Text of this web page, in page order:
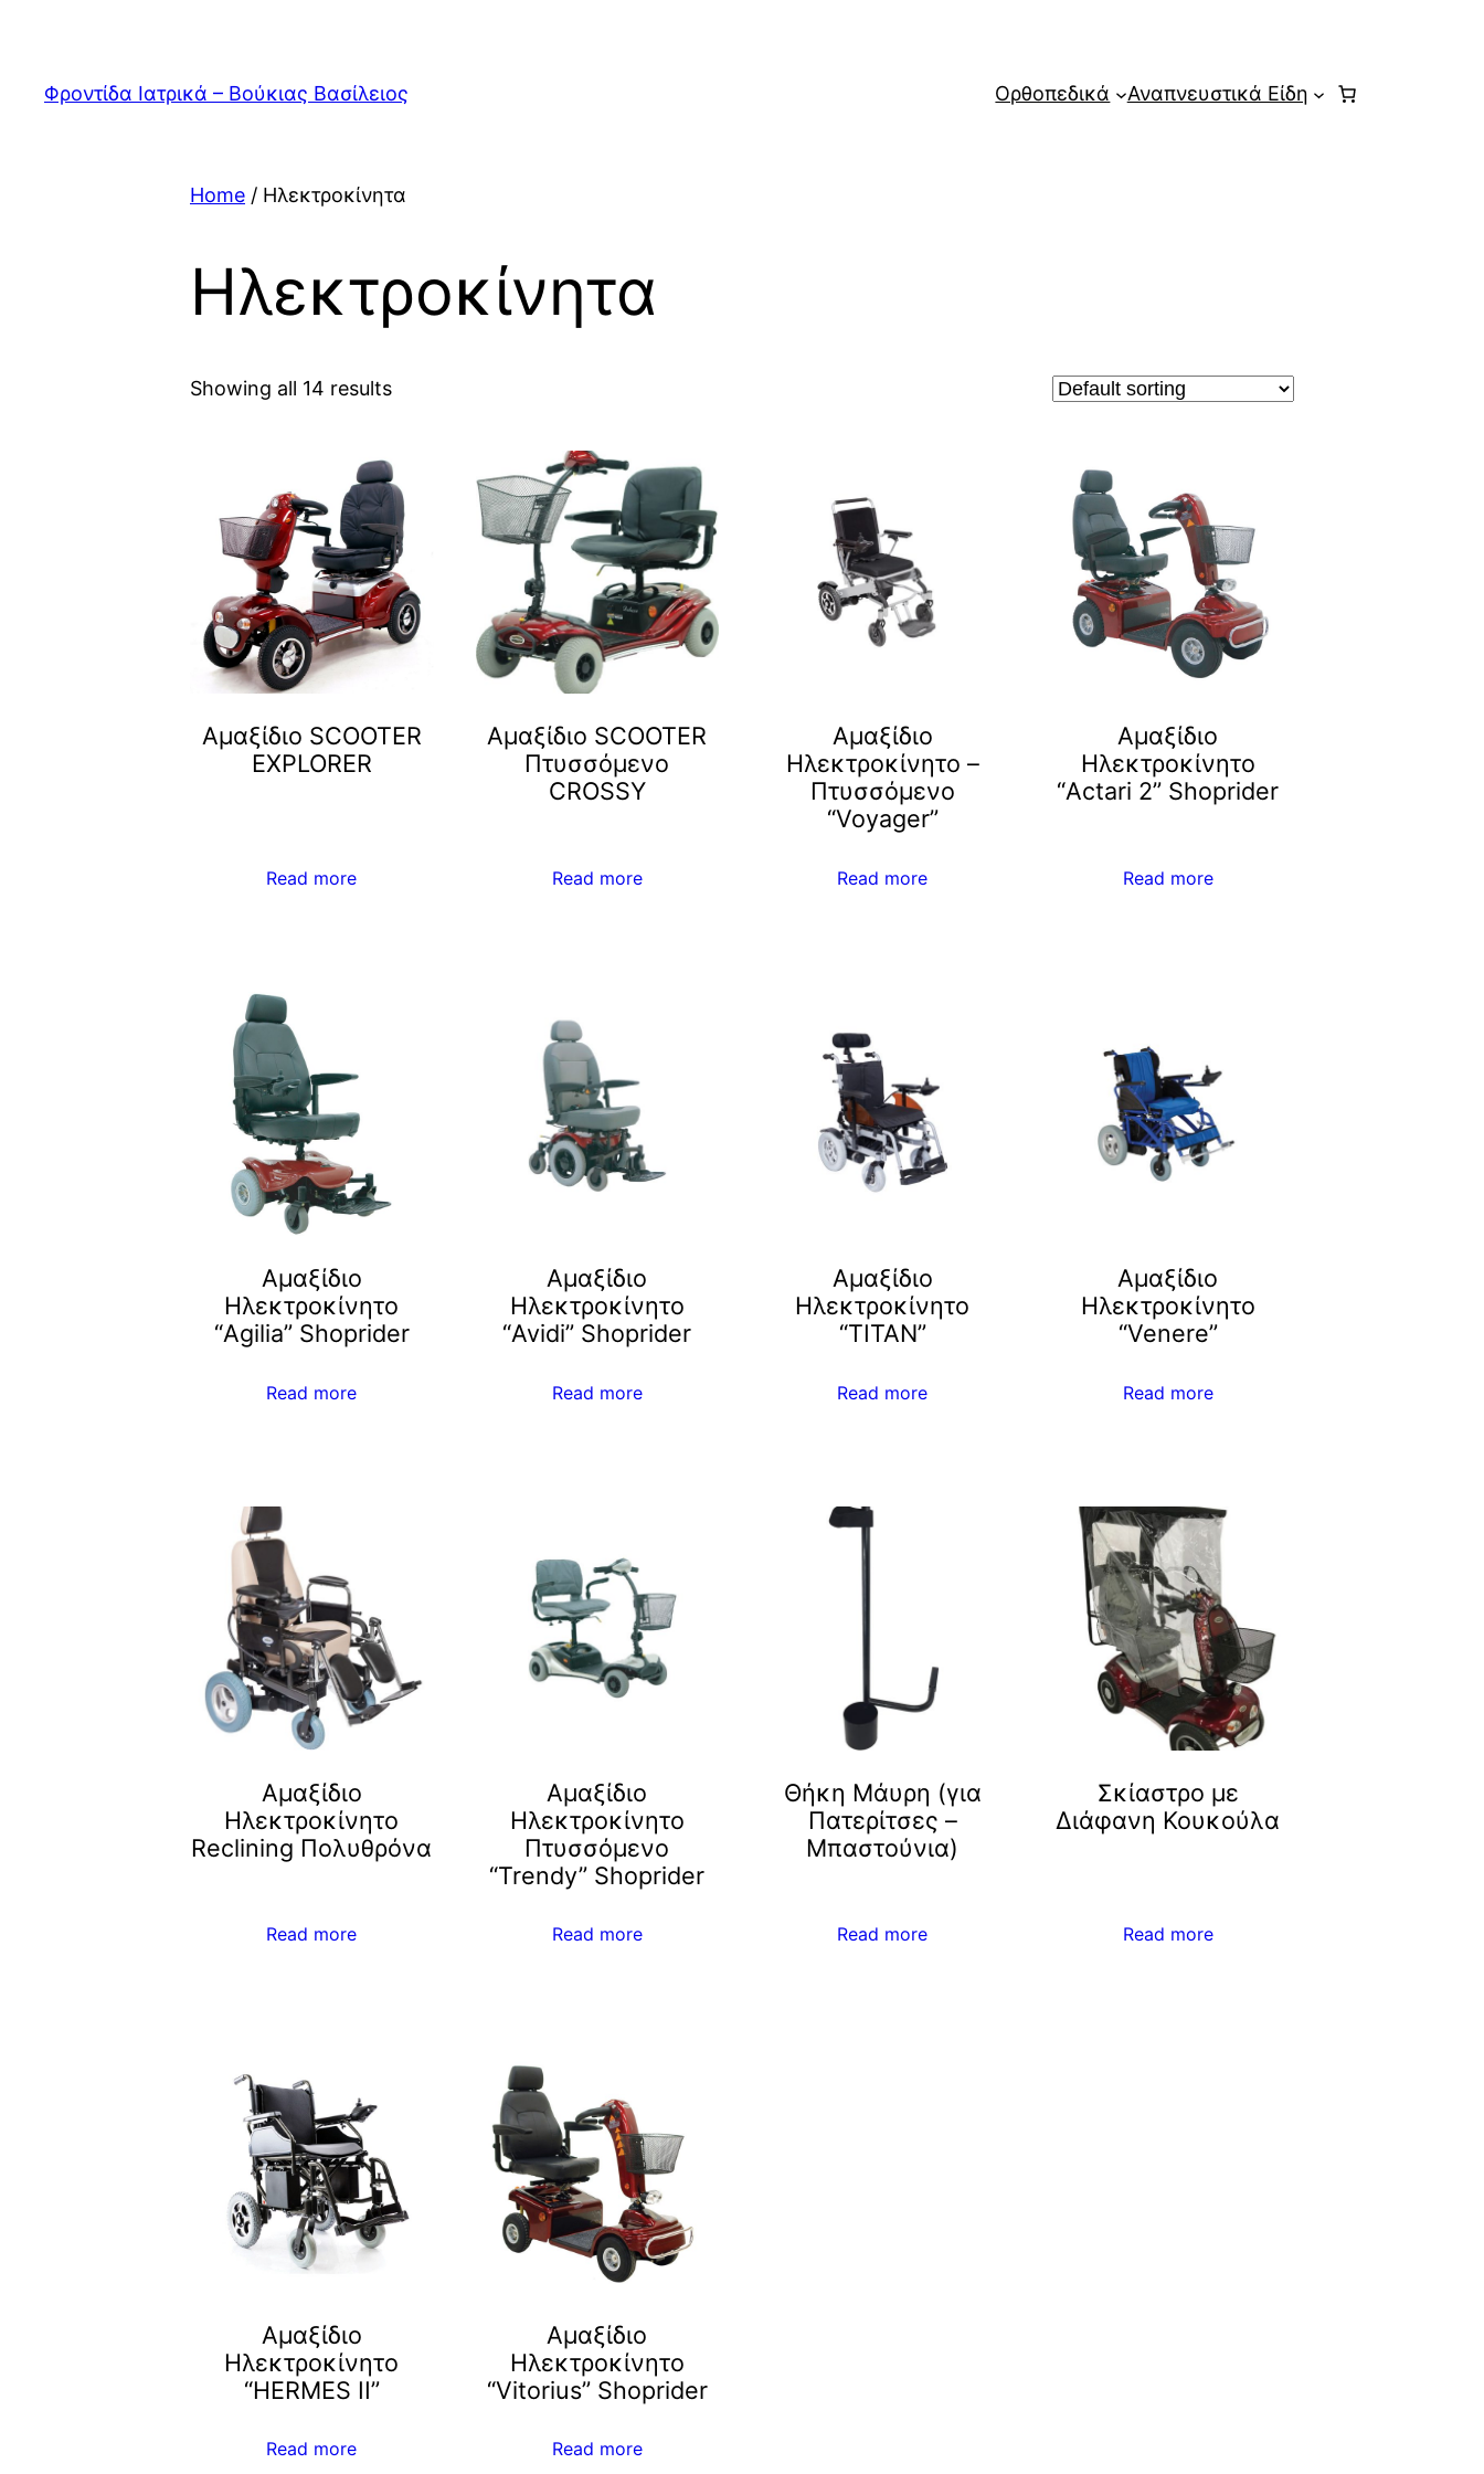
content
Φροντίδα Ιατρικά – Βούκιας Βασίλειος Ορθοπεδικά Αναπνευστικά Είδη
Home / Ηλεκτροκίνητα
Ηλεκτροκίνητα
Showing all 14 results
Αμαξίδιο SCOOTER
EXPLORER
Read more
Αμαξίδιο SCOOTER
Πτυσσόμενο
CROSSY
Read more
Αμαξίδιο
Ηλεκτροκίνητο –
Πτυσσόμενο
“Voyager”
Read more
Αμαξίδιο
Ηλεκτροκίνητο
“Actari 2” Shoprider
Read more
Αμαξίδιο
Ηλεκτροκίνητο
“Agilia” Shoprider
Read more
Αμαξίδιο
Ηλεκτροκίνητο
“Avidi” Shoprider
Read more
Αμαξίδιο
Ηλεκτροκίνητο
“TITAN”
Read more
Αμαξίδιο
Ηλεκτροκίνητο
“Venere”
Read more
Αμαξίδιο
Ηλεκτροκίνητο
Reclining Πολυθρόνα
Read more
Αμαξίδιο
Ηλεκτροκίνητο
Πτυσσόμενο
“Trendy” Shoprider
Read more
Θήκη Μάυρη (για
Πατερίτσες –
Μπαστούνια)
Read more
Σκίαστρο με
Διάφανη Κουκούλα
Read more
Αμαξίδιο
Ηλεκτροκίνητο
“HERMES II”
Read more
Αμαξίδιο
Ηλεκτροκίνητο
“Vitorius” Shoprider
Read more